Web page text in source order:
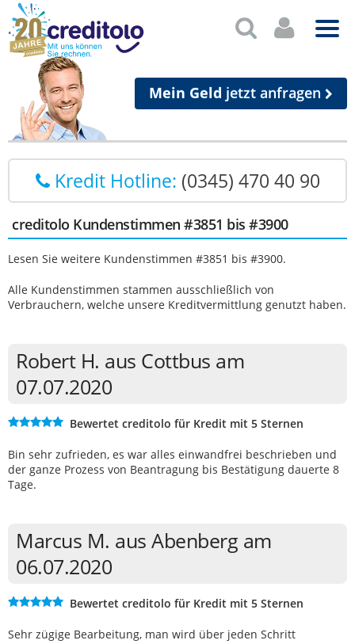
Mein Geld jetzt anfragen
Kredit Hotline: (0345) 470 40 90
creditolo Kundenstimmen #3851 bis #3900
Lesen Sie weitere Kundenstimmen #3851 bis #3900.
Alle Kundenstimmen stammen ausschließlich von
Verbrauchern, welche unsere Kreditvermittlung genutzt haben.
Robert H. aus Cottbus am
07.07.2020
Bewertet creditolo für Kredit mit 5 Sternen
Bin sehr zufrieden, es war alles einwandfrei beschrieben und
der ganze Prozess von Beantragung bis Bestätigung dauerte 8
Tage.
Marcus M. aus Abenberg am
06.07.2020
Bewertet creditolo für Kredit mit 5 Sternen
Sehr zügige Bearbeitung, man wird über jeden Schritt